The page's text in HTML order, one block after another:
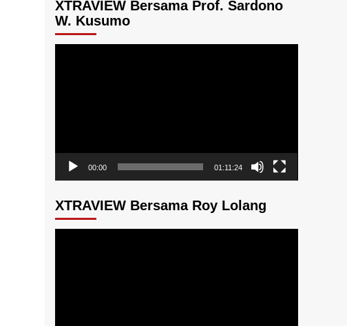
XTRAVIEW Bersama Prof. Sardono
W. Kusumo
00:00 01:11:24
XTRAVIEW Bersama Roy Lolang